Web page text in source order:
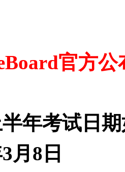
官方
半年考试日
月8日